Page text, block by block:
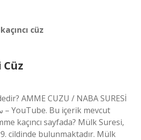
cüz
AMME CUZU / NABA SURESİ
kaçıncı sayfada? Mülk Suresi,
cildinde bulunmaktadır. Mülk